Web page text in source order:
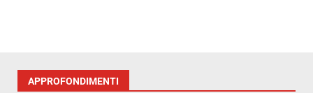
APPROFONDIMENTI